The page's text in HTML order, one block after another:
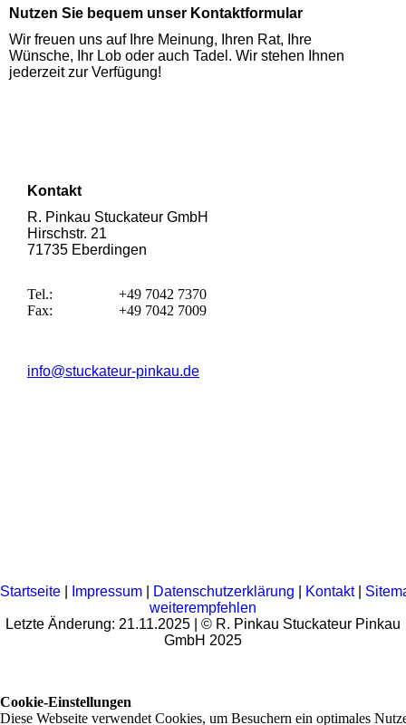
Nutzen Sie bequem unser Kontaktformular
Wir freuen uns auf Ihre Meinung, Ihren Rat, Ihre
Wünsche, Ihr Lob oder auch Tadel. Wir stehen Ihnen
jederzeit zur Verfügung!
Kontakt
R. Pinkau Stuckateur GmbH
Hirschstr. 21
71735 Eberdingen
Tel.:
Fax:
+49 7042 7370
+49 7042 7009
info@stuckateur-pinkau.de
Startseite Impressum Datenschutzerklärung Kontakt|
weiterempfehlen
Letzte Änderung: 21.11.2025 | © R. Pinkau Stuckateur Pinkau
GmbH 2025
Cookie-Einstellungen
Diese Webseite verwendet Cookies, um Besuchern ein optimales